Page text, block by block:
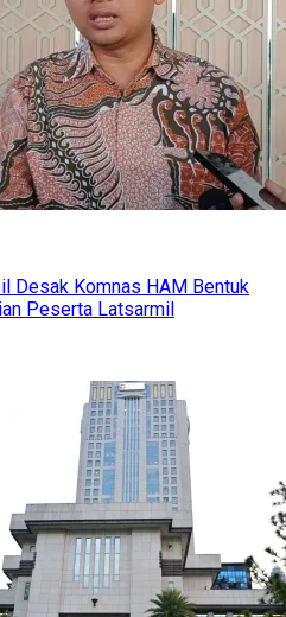
Desak Komnas HAM Bentuk
Peserta Latsarmil